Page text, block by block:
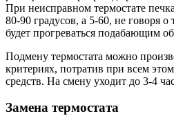
При неисправном термостате
80-90 градусов, а 5-60, не говоря
будет прогреваться подабающим
Подмену термостата можно
критериях, потратив при всем
средств. На смену уходит до 3-4
Замена термостата